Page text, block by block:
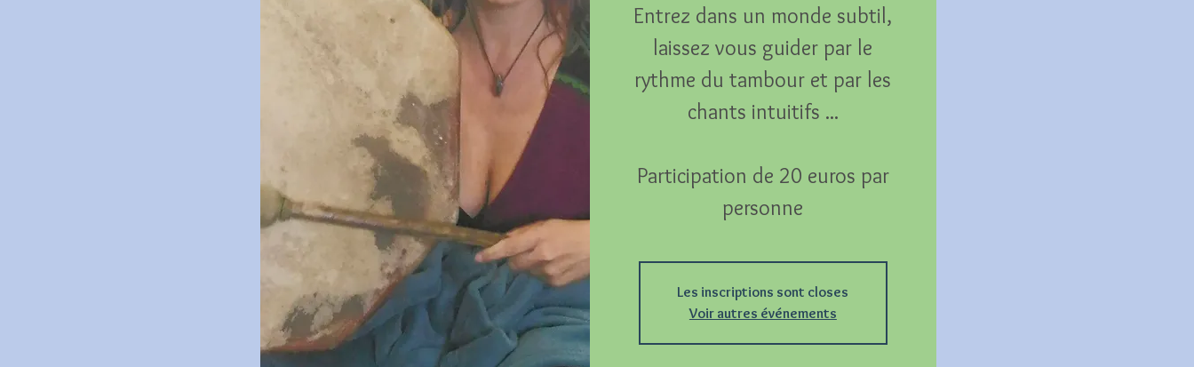
Entrez dans un monde subtil,
laissez vous guider par le
rythme du tambour et par les
chants intuitifs ...
Participation de 20 euros par
personne
Les inscriptions sont closes
Voir autres événements